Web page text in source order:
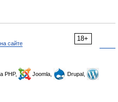
18+
сайте
PHP, Joomla,
Drupal,